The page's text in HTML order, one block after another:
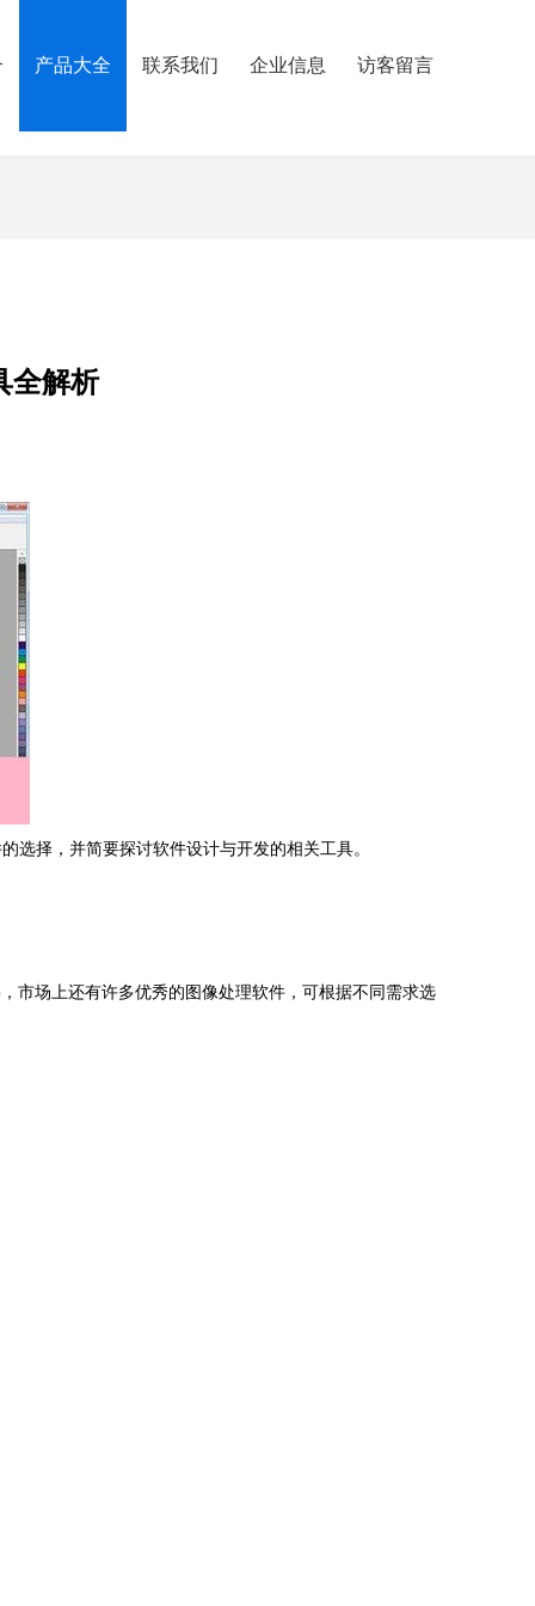
产品大全 联系我们 企业信息 访客留言
全解析
选择，并简要探讨软件设计与开发的相关工具。
市场上还有许多优秀的图像处理软件，可根据不同需求选